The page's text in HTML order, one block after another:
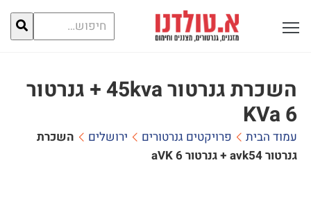
חיפוש
עבור:
פתח תפריט ראשי לתצוגה
השכרת גנרטור 45kva + גנרטור
6 KVa
עמוד הבית פרויקטים גנרטורים ירושלים
השכרת
גנרטור 45kva + גנרטור 6 KVa